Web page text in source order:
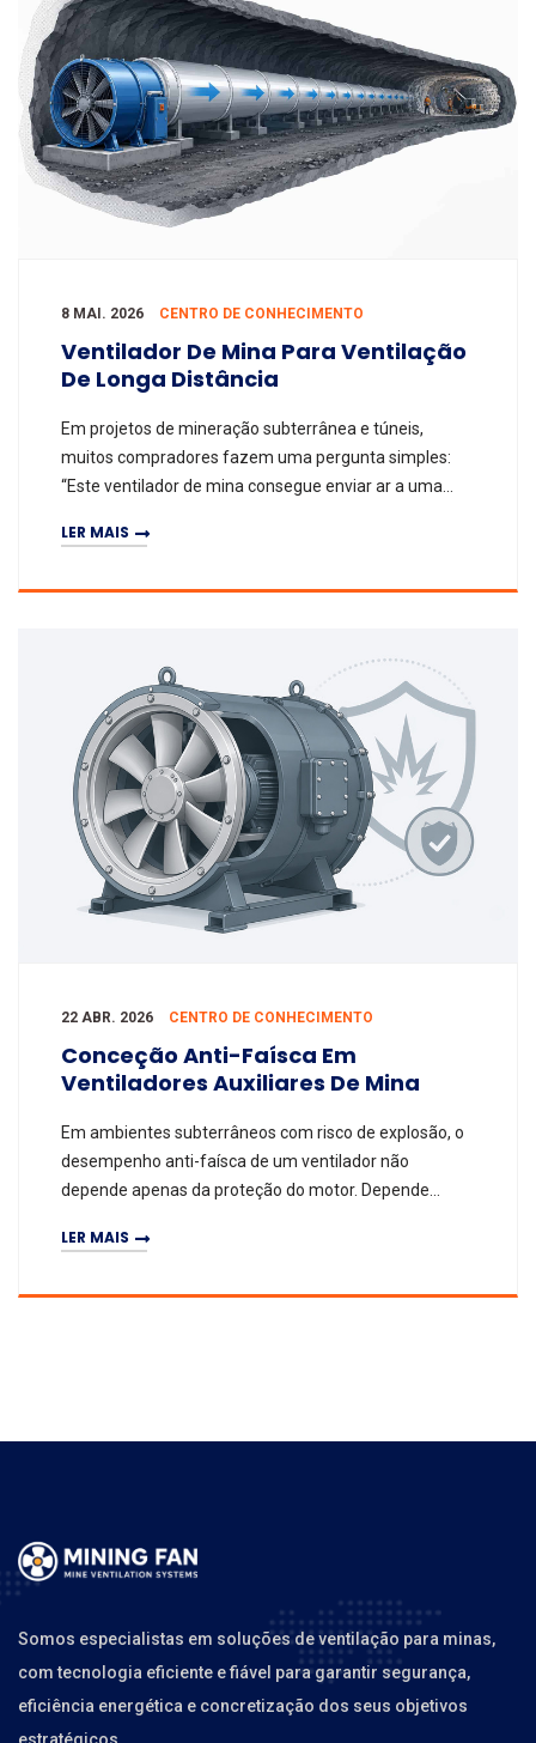
8 MAI. 2026 CENTRO DE CONHECIMENTO
Ventilador De Mina Para Ventilação
De Longa Distância
Em projetos de mineração subterrânea e túneis,
muitos compradores fazem uma pergunta simples:
“Este ventilador de mina consegue enviar ar a uma
avaliada
LER MAIS
22 ABR. 2026 CENTRO DE CONHECIMENTO
Conceção Anti-Faísca Em
Ventiladores Auxiliares De Mina
Em ambientes subterrâneos com risco de explosão, o
desempenho anti-faísca de um ventilador não
depende apenas da proteção do motor. Depende
é concebida,
LER MAIS
Somos especialistas em soluções de ventilação para minas,
com tecnologia eficiente e fiável para garantir segurança,
eficiência energética e concretização dos seus objetivos